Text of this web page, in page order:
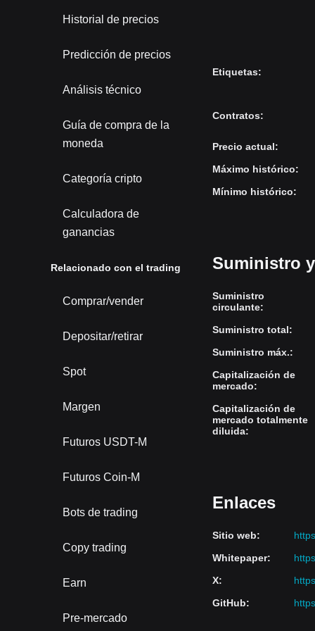
Historial de precios
Predicción de precios
Análisis técnico
Guía de compra de la
moneda
Categoría cripto
Calculadora de
ganancias
Relacionado con el trading
Comprar/vender
Depositar/retirar
Spot
Margen
Futuros USDT-M
Futuros Coin-M
Bots de trading
Copy trading
Earn
Pre-mercado
Etiquetas:
Contratos:
Precio actual:
Máximo histórico:
Mínimo histórico:
Suministro
Suministro
circulante:
Suministro total:
Suministro máx.:
Capitalización de
mercado:
Capitalización de
mercado totalmente
diluida:
Enlaces
Sitio web:
Whitepaper:
X:
GitHub: